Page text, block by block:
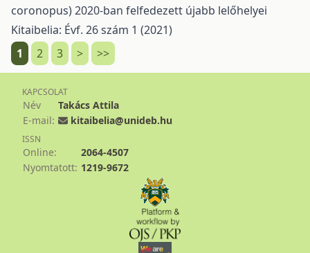
coronopus) 2020-ban felfedezett újabb lelőhelyei
Kitaibelia: Évf. 26 szám 1 (2021)
1
2 3 > >>
KAPCSOLAT
Név
Takács Attila
E-mail:
kitaibelia@unideb.hu
ISSN
Online:
2064-4507
Nyomtatott: 1219-9672